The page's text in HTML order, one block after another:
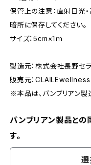
保管上の注意：直射日光
暗所に保存してください。
サイズ：5cm×1ｍ
製造元：株式会社長野セラ
販売元：CLAILEwellness
※本品は、バンブリアン製
バンブリアン製品との
す。
選